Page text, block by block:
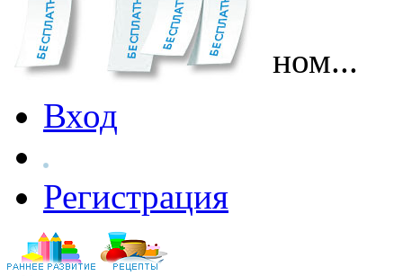
Поговорим о главном...
Вход
Регистрация